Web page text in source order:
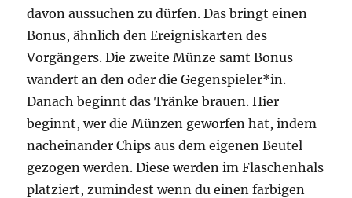
davon aussuchen zu dürfen. Das bringt einen
Bonus, ähnlich den Ereigniskarten des
Vorgängers. Die zweite Münze samt Bonus
wandert an den oder die Gegenspieler*in.
Danach beginnt das Tränke brauen. Hier
beginnt, wer die Münzen geworfen hat, indem
nacheinander Chips aus dem eigenen Beutel
gezogen werden. Diese werden im Flaschenhals
platziert, zumindest wenn du einen farbigen